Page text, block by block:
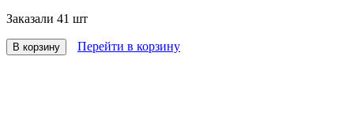
Заказали 41 шт
В корзину Перейти в корзину